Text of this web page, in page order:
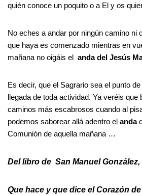
quién conoce un poquito o a El y os
No eches a andar por ningún camino ni
que haya es comenzado mientras en
mañana no oigáis el anda del Jesús
Es decir, que el Sagrario sea el punto
llegada de toda actividad. Ya veréis que
caminos más escabrosos cuando al
podemos saborear allá adentro el anda
Comunión de aquella mañana …
Del libro de San Manuel González,
Que hace y que dice el Corazón